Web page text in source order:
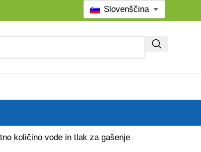
Slovenščina
količino vode in tlak za gašenje